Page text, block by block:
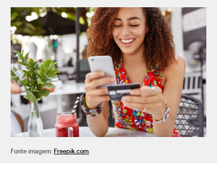
Fonte imagem: Freepik.com